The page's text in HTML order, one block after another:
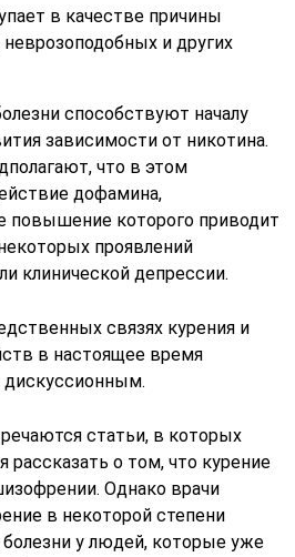
в качестве причины
и других
способствуют началу
зависимости от никотина.
что в этом
дофамина,
повышение которого приводит
проявлений
клинической депрессии.
связях курения и
в настоящее время
статьи, в которых
о том, что курение
Однако врачи
в некоторой степени
у людей, которые уже